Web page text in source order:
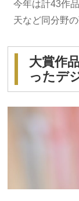
今年は計43作
天など同分野
大賞作
ったデ